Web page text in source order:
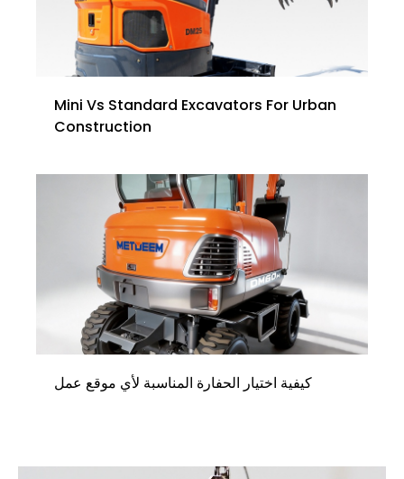
Mini Vs Standard Excavators For Urban
Construction
كيفية اختيار الحفارة المناسبة لأي موقع عمل